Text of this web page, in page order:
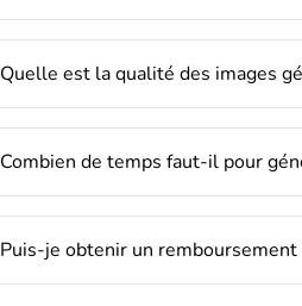
Quelle est la qualité des images
Combien de temps faut-il pour
Puis-je obtenir un remboursement